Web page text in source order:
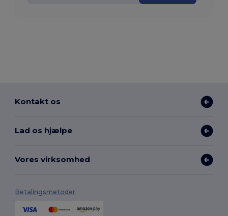
Kontakt os
Lad os hjælpe
Vores virksomhed
Betalingsmetoder